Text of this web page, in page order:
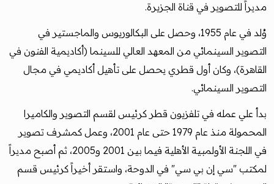
مديراً للتصوير في قناة الجزيرة.
وُلد في عام 1955، وحصل على البكالوريوس والماجستير في
التصوير السينمائي من المعهد العالي للسينما (أكاديمية الفنون في
القاهرة)، وكان أول قطري يحصل على تأهيل أكاديمي في مجال
التصوير السينمائي.
بدأ علي عمله في تلفزيون قطر كرئيس لقسم التصوير والكاميرا
المحمولة منذ عام 1979 حتى عام 2001، وعمل كمشرف تصوير
في اللجنة الأولمبية الأهلية فيما بين 2001 و2005، ثم أصبح مديراً
لمكتب "سي إن بي سي" في الدوحة، واستقر أخيراً كرئيس قسم